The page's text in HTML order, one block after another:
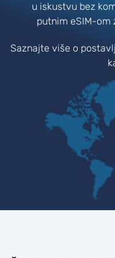
u iskustvu bez
putnim eSIM-om
Saznajte više o